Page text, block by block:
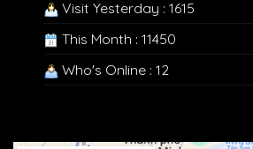
Visit Yesterday : 1615
This Month : 11450
Who's Online : 12